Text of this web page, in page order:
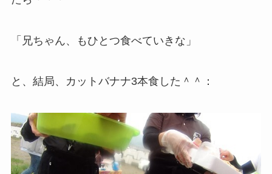
「兄ちゃん、もひとつ食べていきな」
と、結局、カットバナナ3本食した＾＾：